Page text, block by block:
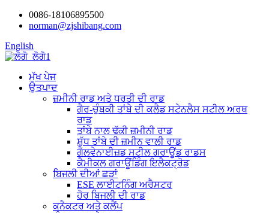
0086-18106895500
norman@zjshibang.com
English
ਮੁੱਖ ਪੇਜ
ਉਤਪਾਦ
ਜ਼ਮੀਨੀ ਰਾਡ ਅਤੇ ਧਰਤੀ ਦੀ ਰਾਡ
ਗੈਰ-ਚੁੰਬਕੀ ਤਾਂਬੇ ਦੀ ਕਲੈਡ ਸਟੇਨਲੈਸ ਸਟੀਲ ਅਰਥ
ਰਾਡ
ਤਾਂਬੇ ਨਾਲ ਢੱਕੀ ਜ਼ਮੀਨੀ ਰਾਡ
ਸ਼ੁੱਧ ਤਾਂਬੇ ਦੀ ਜ਼ਮੀਨ ਵਾਲੀ ਰਾਡ
ਗੈਲਵੇਨਾਈਜ਼ਡ ਸਟੀਲ ਗਰਾਊਂਡ ਰਾਡਸ
ਕੈਮੀਕਲ ਗਰਾਊਂਡਿੰਗ ਇਲੈਕਟ੍ਰੋਡ
ਬਿਜਲੀ ਦੀਆਂ ਛੜਾਂ
ESE ਲਾਈਟਨਿੰਗ ਅਰੈਸਟਰ
ਹੋਰ ਬਿਜਲੀ ਦੀ ਰਾਡ
ਕਨੈਕਟਰ ਅਤੇ ਕਲੈਂਪ